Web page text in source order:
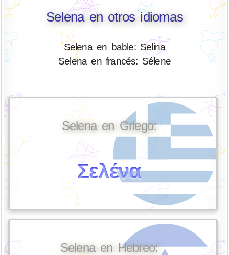
Selena en otros idiomas
Selena en bable: Selina
Selena en francés: Sélene
Selena en Griego:
Σελένα
Selena en Hebreo: